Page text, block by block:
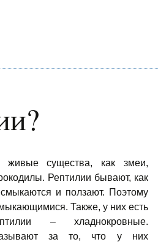
живые существа, как змеи,
Рептилии бывают, как
и ползают. Поэтому
Также, у них есть
– хладнокровные.
за то, что у них